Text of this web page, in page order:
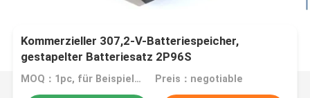
Kommerzieller 307,2-V-Batteriespeicher,
gestapelter Batteriesatz 2P96S
MOQ：1pc, für Beispieltest Preis：negotiable